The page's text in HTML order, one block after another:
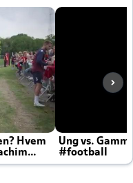
Hvem
Ung vs.
#football